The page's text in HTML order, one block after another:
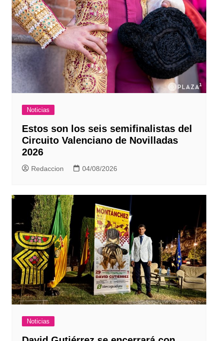
Noticias
Estos son los seis semifinalistas del
Circuito Valenciano de Novilladas
2026
Redaccion 04/08/2026
Noticias